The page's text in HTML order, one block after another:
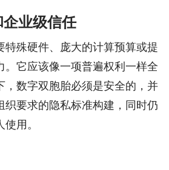
业级信任
特殊硬件、庞大的计算预算或提
。它应该像一项普遍权利一样全
，数字双胞胎必须是安全的，并
织要求的隐私标准构建，同时仍
用。